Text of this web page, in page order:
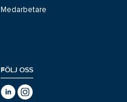
Medarbetare
FÖLJ OSS